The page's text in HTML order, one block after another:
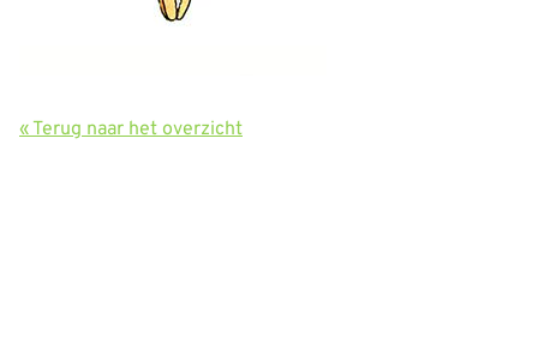
« Terug naar het overzicht